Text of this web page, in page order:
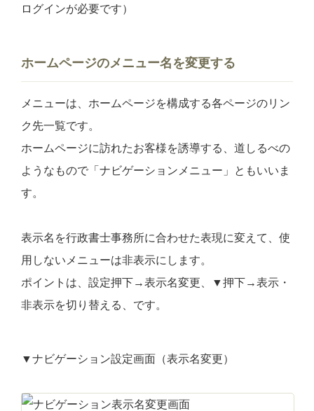
ログインが必要です）
ホームページのメニュー名を変更する
メニューは、ホームページを構成する各ページのリン
ク先一覧です。
ホームページに訪れたお客様を誘導する、道しるべの
ようなもので「ナビゲーションメニュー」ともいいま
す。
表示名を行政書士事務所に合わせた表現に変えて、使
用しないメニューは非表示にします。
ポイントは、設定押下→表示名変更、▼押下→表示・
非表示を切り替える、です。
▼ナビゲーション設定画面（表示名変更）